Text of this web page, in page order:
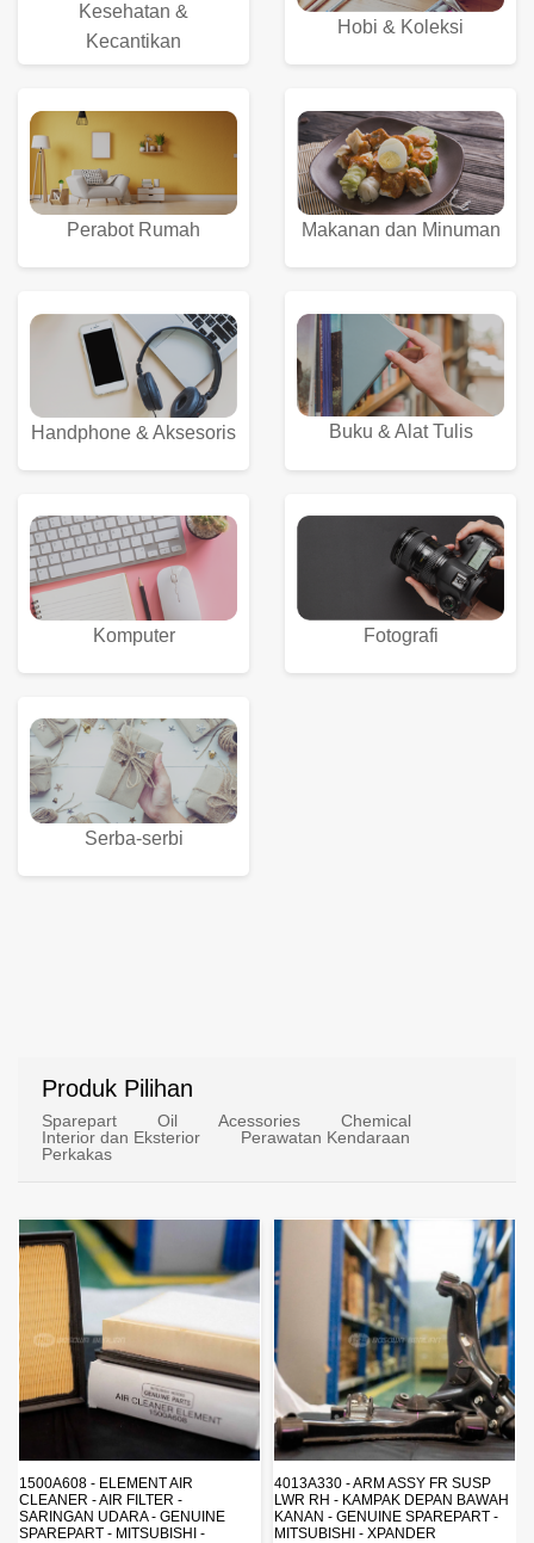
Kesehatan &
Kecantikan
Hobi & Koleksi
Perabot Rumah Makanan dan Minuman
Handphone & Aksesoris Buku & Alat Tulis
Komputer Fotografi
Serba-serbi
Produk Pilihan
Sparepart Oil Acessories
Chemical
Interior dan Eksterior
Perawatan Kendaraan
Perkakas
4013A330 - ARM ASSY FR SUSP
LWR RH - KAMPAK DEPAN BAWAH
KANAN - GENUINE SPAREPART -
MITSUBISHI - XPANDER
4162A413 - SHOCK ABSORBER RR
SUSP - SUSPENSI BELAKANG -
SHOCKBREAKER BELAKANG -
GENUINE SPAREPART -